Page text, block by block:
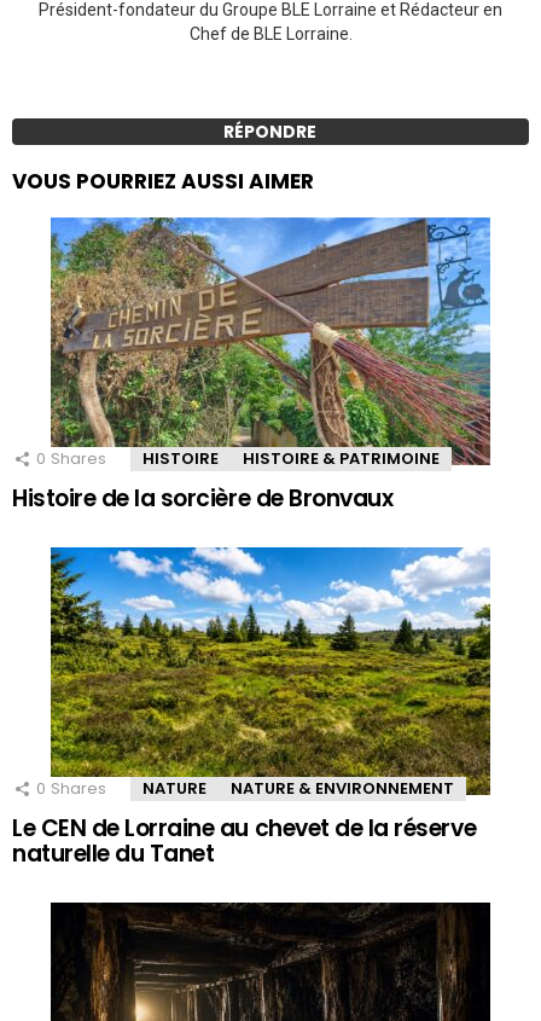
Président-fondateur du Groupe BLE Lorraine et Rédacteur en
Chef de BLE Lorraine.
RÉPONDRE
VOUS POURRIEZ AUSSI AIMER
0 Shares HISTOIRE HISTOIRE & PATRIMOINE
Histoire de la sorcière de Bronvaux
0 Shares NATURE NATURE & ENVIRONNEMENT
Le CEN de Lorraine au chevet de la réserve
naturelle du Tanet